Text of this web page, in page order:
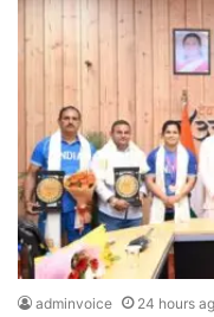
adminvoice 24 hours